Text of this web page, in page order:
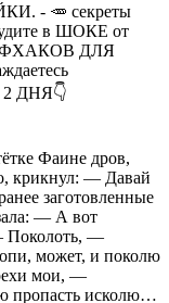
- 🥕 секреты
в ШОКЕ от
ДЛЯ
ДНЯ👇
Фаине дров,
крикнул: — Давай
заготовленные
— А вот
Поколоть, —
может, и поколю
мои, —
пропасть исколю…